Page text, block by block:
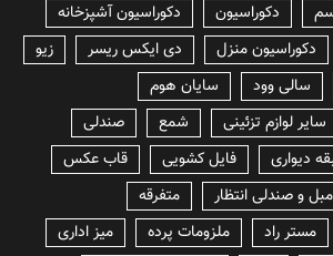
دکوراسیون
دکوراسیون آشپزخانه
دکوراسیون منزل دی ایکس ریسر
زیو
سالی وود
سایان هوم
سایر لوازم تزئینی شمع
صندلی
دیواری فایل کشویی
قاب عکس
مبل و صندلی انتظار
متفرقه
مستر راد ملزومات پرده
میز اداری